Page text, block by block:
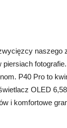
naszego
P40 Pro to
OLED
i komfortowe